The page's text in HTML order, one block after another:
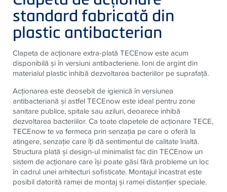
standard fabricată din
plastic antibacterian
Clapeta de acționare extra-plată TECEnow este acum
disponibilă și în versiuni antibacteriene. Ioni de argint din
materialul plastic inhibă dezvoltarea bacteriilor pe suprafață.
Acționarea este deosebit de igienică în versiunea
antibacteriană și astfel TECEnow este ideal pentru zone
sanitare publice, spitale sau aziluri, deoarece inhibă
dezvoltarea bacteriilor. Ca toate clapetele de acționare TECE,
TECEnow te va fermeca prin senzația pe care o oferă la
atingere, senzație care îți dă sentimentul de calitate înaltă.
Structura plată și design-ul minimalist fac din TECEnow un
sistem de acționare care își poate găsi fără probleme un loc
în cadrul unei arhitecturi sofisticate. Montajul încastrat este
posibil datorită ramei de montaj și ramei distanțier speciale.